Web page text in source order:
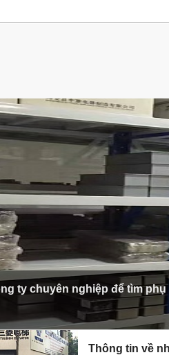
ty chuyên nghiệp để tìm
Thông tin về